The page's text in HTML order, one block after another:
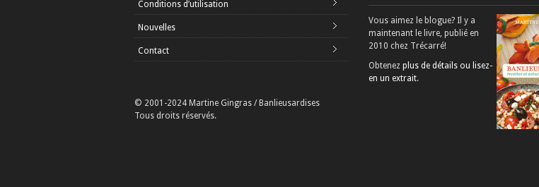
Conditions d’utilisation
Nouvelles
Contact
© 2001-2024 Martine Gingras / Banlieusardises
Tous droits réservés.
Vous aimez le blogue? Il y a
maintenant le livre, publié en
2010 chez Trécarré!
Obtenez plus de détails ou lisez-
en un extrait.